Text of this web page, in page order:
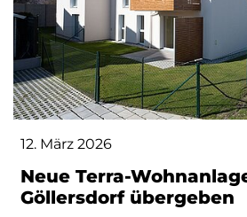
12. März 2026
Neue Terra-
Göllersdorf übergeben